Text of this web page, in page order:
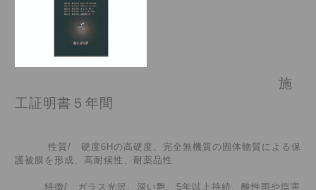
施
工証明書５年間
性質/ 硬度6Hの高硬度、完全無機質の固体物質による保
護被膜を形成、高耐候性、耐薬品性
特徴/ ガラス光沢、深い艶、5年以上持続、酸性雨や塩害